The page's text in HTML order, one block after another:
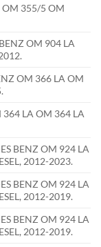
OM 355/5 OM
OM 904 LA
OM 366 LA OM
364 LA OM 364 LA
BENZ OM 924 LA
2012-2023.
BENZ OM 924 LA
2012-2019.
BENZ OM 924 LA
2012-2019.